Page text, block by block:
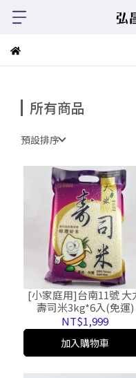
所有商品
預設排序
[小家庭用]台南11號 大
壽司米3kg*6入(免運)
NT$1,999
加入購物車